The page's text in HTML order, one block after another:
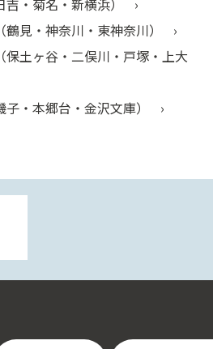
・菊名・新横浜）
見・神奈川・東神奈川）
保土ヶ谷・二俣川・戸塚・上大
・本郷台・金沢文庫）